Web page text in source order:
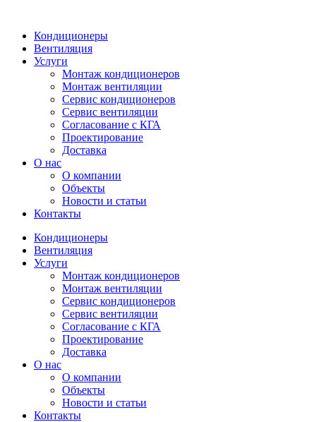
Кондиционеры
Вентиляция
Услуги
Монтаж кондиционеров
Монтаж вентиляции
Сервис кондиционеров
Сервис вентиляции
Согласование с КГА
Проектирование
Доставка
О нас
О компании
Объекты
Новости и статьи
Контакты
Кондиционеры
Вентиляция
Услуги
Монтаж кондиционеров
Монтаж вентиляции
Сервис кондиционеров
Сервис вентиляции
Согласование с КГА
Проектирование
Доставка
О нас
О компании
Объекты
Новости и статьи
Контакты